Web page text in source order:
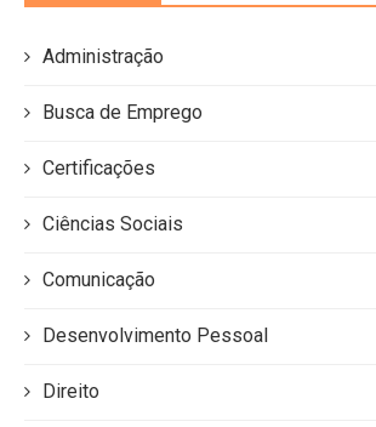
Administração
Busca de Emprego
Certificações
Ciências Sociais
Comunicação
Desenvolvimento Pessoal
Direito